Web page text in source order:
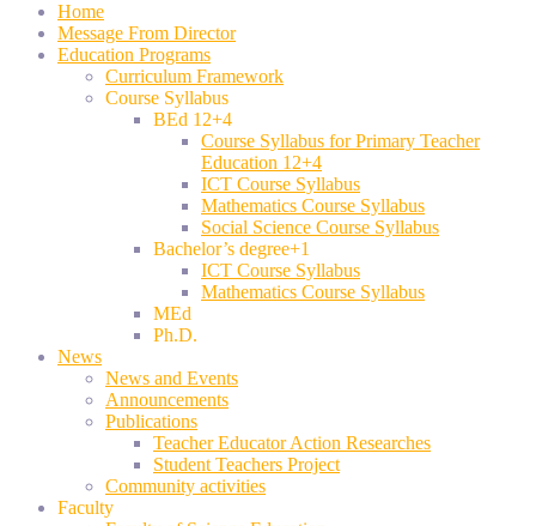
Home
Message From Director
Education Programs
Curriculum Framework
Course Syllabus
BEd 12+4
Course Syllabus for Primary Teacher
Education 12+4
ICT Course Syllabus
Mathematics Course Syllabus
Social Science Course Syllabus
Bachelor’s degree+1
ICT Course Syllabus
Mathematics Course Syllabus
MEd
Ph.D.
News
News and Events
Announcements
Publications
Teacher Educator Action Researches
Student Teachers Project
Community activities
Faculty